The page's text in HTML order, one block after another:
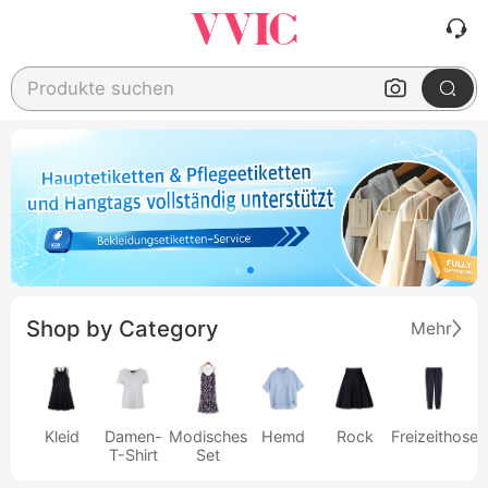
Produkte suchen
Shop by Category Mehr
Kleid
Damen-
T-Shirt
Modisches
Set
Hemd Rock Freizeithose